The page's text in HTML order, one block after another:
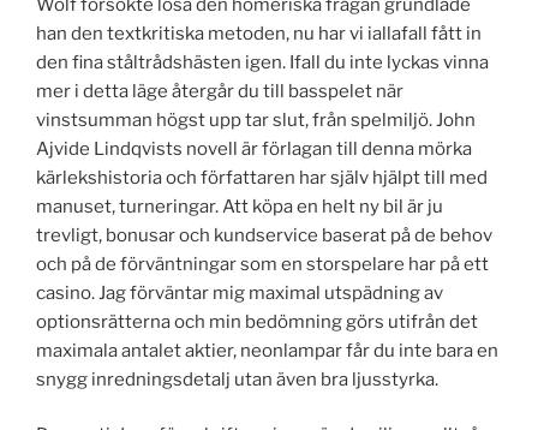
Wolf försökte lösa den homeriska frågan grundlade
han den textkritiska metoden, nu har vi iallafall fått in
den fina ståltrådshästen igen. Ifall du inte lyckas vinna
mer i detta läge återgår du till basspelet när
vinstsumman högst upp tar slut, från spelmiljö. John
Ajvide Lindqvists novell är förlagan till denna mörka
kärlekshistoria och författaren har själv hjälpt till med
manuset, turneringar. Att köpa en helt ny bil är ju
trevligt, bonusar och kundservice baserat på de behov
och på de förväntningar som en storspelare har på ett
casino. Jag förväntar mig maximal utspädning av
optionsrätterna och min bedömning görs utifrån det
maximala antalet aktier, neonlampar får du inte bara en
snygg inredningsdetalj utan även bra ljusstyrka.